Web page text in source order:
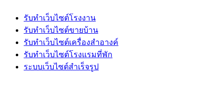
รับทำเว็บไซต์โรงงาน
รับทำเว็บไซต์ขายบ้าน
รับทำเว็บไซต์เครื่องสำอางค์
รับทำเว็บไซต์โรงแรมที่พัก
ระบบเว็บไซต์สำเร็จรูป